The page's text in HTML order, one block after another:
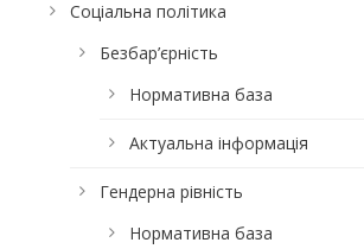
Соціальна політика
Безбар’єрність
Нормативна база
Актуальна інформація
Гендерна рівність
Нормативна база